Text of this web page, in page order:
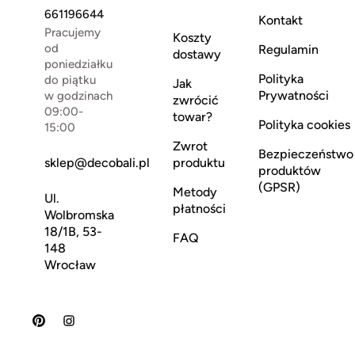
661196644
Pracujemy
od
poniedziałku
do piątku
w godzinach
09:00-
15:00
sklep@decobali.pl
Ul.
Wolbromska
18/1B, 53-
148
Wrocław
Koszty
dostawy
Jak
zwrócić
towar?
Zwrot
produktu
Metody
płatności
FAQ
Kontakt
Regulamin
Polityka
Prywatności
Polityka cookies
Bezpieczeństwo
produktów
(GPSR)